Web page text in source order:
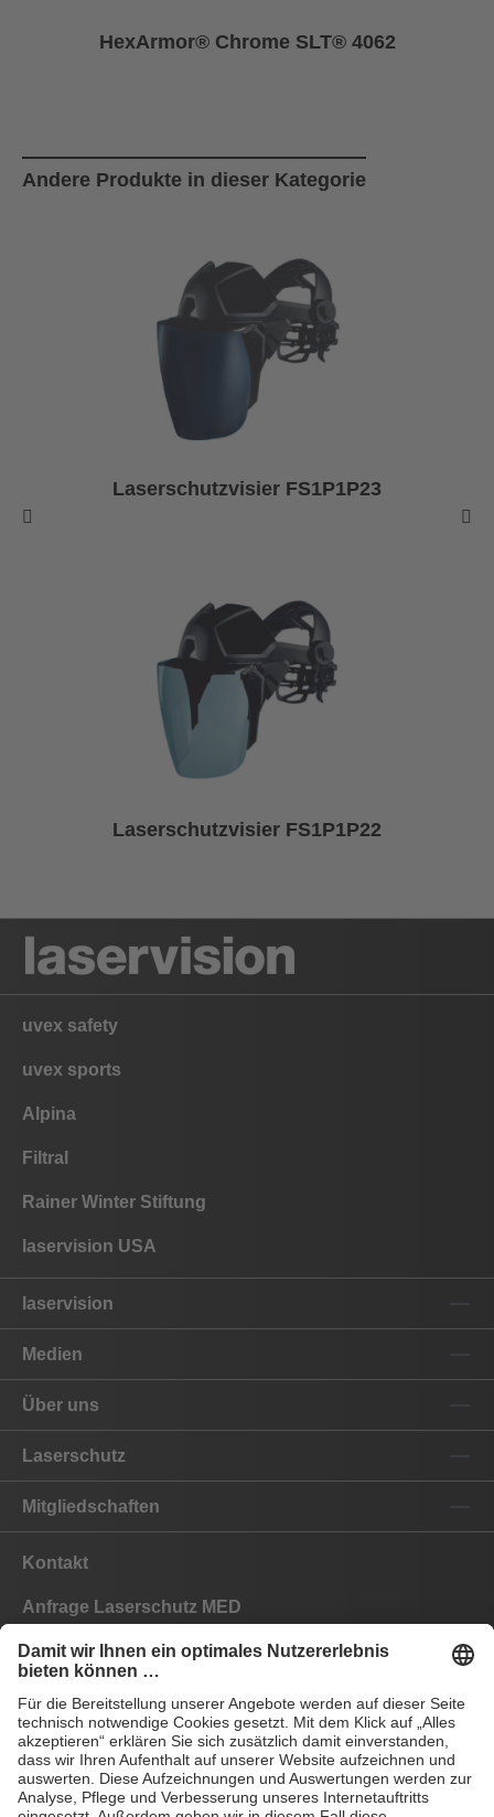
HexArmor® Chrome SLT® 4062
Andere Produkte in dieser Kategorie
Laserschutzvisier FS1P1P23
Laserschutzvisier FS1P1P22
uvex safety
uvex sports
Alpina
Filtral
Rainer Winter Stiftung
laservision USA
laservision
Medien
Über uns
Laserschutz
Mitgliedschaften
Kontakt
Anfrage Laserschutz MED
Anfrage Laserschutz IND
EYEPRO Schutzstufenrechner
Gebrauchsanleitungen
Häufige Fragen